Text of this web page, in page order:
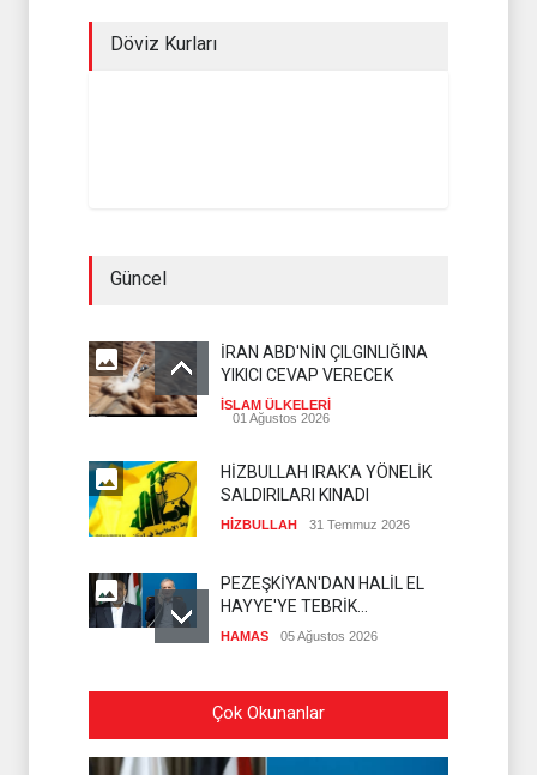
Döviz Kurları
Güncel
İRAN ABD'NİN ÇILGINLIĞINA
YIKICI CEVAP VERECEK
İSLAM ÜLKELERİ
01 Ağustos 2026
HİZBULLAH IRAK'A YÖNELİK
SALDIRILARI KINADI
HİZBULLAH 31 Temmuz 2026
PEZEŞKİYAN'DAN HALİL EL
HAYYE'YE TEBRİK
TELEFONU
HAMAS 05 Ağustos 2026
İSLAMİ CİHAD: SİYONİST
DÜŞMAN TAAHHÜTLERİNE
UYMUYOR
İSLAMİ CİHAD 04 Ağustos 2026
Çok Okunanlar